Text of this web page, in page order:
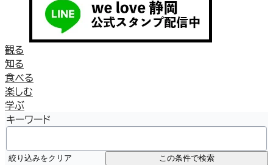
観る
知る
食べる
楽しむ
学ぶ
キーワード
絞り込みをクリア この条件で検索